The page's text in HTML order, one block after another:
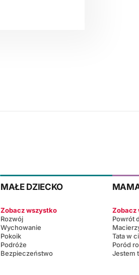
MAŁE DZIECKO
Zobacz wszystko
Rozwój
Wychowanie
Pokoik
Podróże
Bezpieczeństwo
Zobacz
Powrót
Tata w
Poród
Jestem